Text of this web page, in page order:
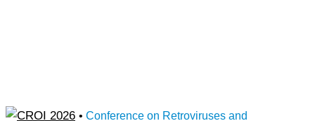
• Conference on Retroviruses and